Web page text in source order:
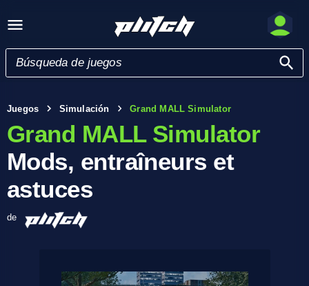
Juegos Simulación Grand MALL Simulator
Grand MALL Simulator
Mods, entraîneurs et
astuces
de